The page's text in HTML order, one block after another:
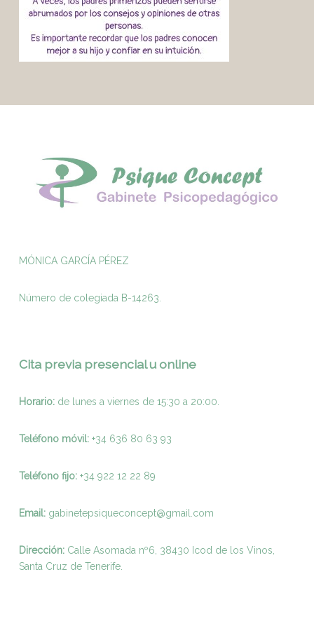
MÓNICA GARCÍA PÉREZ
Número de colegiada B-14263.
Cita previa presencial u online
Horario:de lunes a viernes de 15:30 a 20:00.
Teléfono móvil: +34 636 80 63 93
Teléfono fijo:+34 922 12 22 89
Email: gabinetepsiqueconcept@gmail.com
Dirección:Calle Asomada nº6, 38430 Icod de los Vinos,
Santa Cruz de Tenerife.